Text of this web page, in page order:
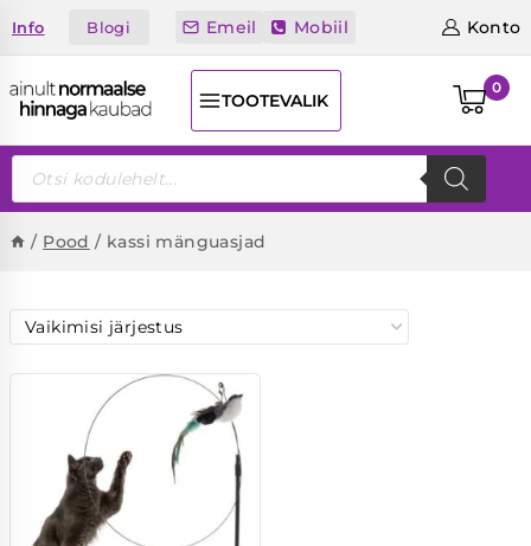
toInfo Blogi Emeil Mobiil Konto
TOOTEVALIK
0
Products
search
/ Pood / kassi mänguasjad